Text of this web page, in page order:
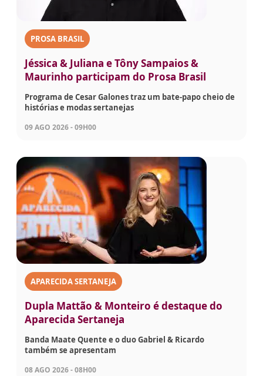
PROSA BRASIL
Jéssica & Juliana e Tôny Sampaios &
Maurinho participam do Prosa Brasil
Programa de Cesar Galones traz um bate-papo cheio de
histórias e modas sertanejas
09 AGO 2026 - 09H00
APARECIDA SERTANEJA
Dupla Mattão & Monteiro é destaque do
Aparecida Sertaneja
Banda Maate Quente e o duo Gabriel & Ricardo
também se apresentam
08 AGO 2026 - 08H00